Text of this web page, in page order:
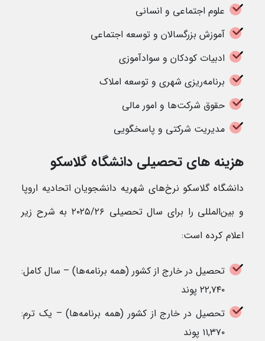
علوم اجتماعی و انسانی
آموزش بزرگسالان و توسعه اجتماعی
ادبیات کودکان و سوادآموزی
برنامه‌ریزی شهری و توسعه املاک
حقوق شرکت‌ها و امور مالی
مدیریت شرکتی و پاسخگویی
هزینه های تحصیلی دانشگاه گلاسکو
دانشگاه گلاسکو نرخ‌های شهریه دانشجویان اتحادیه اروپا
و بین‌المللی را برای سال تحصیلی ۲۰۲۵/۲۶ به شرح زیر
اعلام کرده است:
تحصیل در خارج از کشور (همه برنامه‌ها) – سال کامل:
۲۲,۷۴۰ پوند
تحصیل در خارج از کشور (همه برنامه‌ها) – یک ترم:
۱۱,۳۷۰ پوند